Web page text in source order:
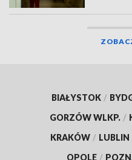
BIAŁYSTOK /
GORZÓW WLKP. /
KRAKÓW / LUBLIN
OPOLE /